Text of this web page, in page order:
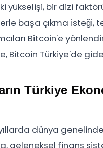
yükselişi, bir dizi
başa çıkma
Bitcoin'e
Bitcoin Türkiye'de
Türkiye
dünya